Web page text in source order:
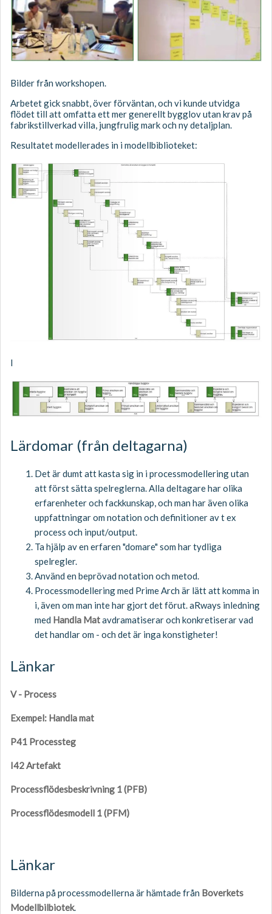
Bilder från workshopen.
Arbetet gick snabbt, över förväntan, och vi kunde utvidga
flödet till att omfatta ett mer generellt bygglov utan krav på
fabrikstillverkad villa, jungfrulig mark och ny detaljplan.
Resultatet modellerades in i modellbiblioteket:
I
Lärdomar (från deltagarna)
Det är dumt att kasta sig in i processmodellering utan
att först sätta spelreglerna. Alla deltagare har olika
erfarenheter och fackkunskap, och man har även olika
uppfattningar om notation och definitioner av t ex
process och input/output.
Ta hjälp av en erfaren "domare" som har tydliga
spelregler.
Använd en beprövad notation och metod.
Processmodellering med Prime Arch är lätt att komma in
i, även om man inte har gjort det förut. aRways inledning
med Handla Matavdramatiserar och konkretiserar vad
det handlar om - och det är inga konstigheter!
Länkar
V - Process
Exempel: Handla mat
P41 Processteg
I42 Artefakt
Processflödesbeskrivning 1 (PFB)
Processflödesmodell 1 (PFM)
Länkar
Bilderna på processmodellerna är hämtade från Boverkets
Modellbilbiotek.